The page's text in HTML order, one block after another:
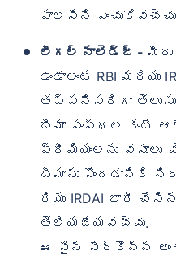
పాలసీని
లీగల్ నాలెడ్జ్ -
ఉండాలంటే RBI మరియు
తప్పనిసరిగా
బీమా సంస్థల కంటే
ప్రీమియంలను వసూలు
బీమాను పొందడానికి
రియు IRDAI జారీ
తెలియజేయవచ్చు.
ఈ పైన పేర్కొన్న